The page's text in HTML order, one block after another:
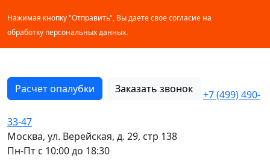
Нажимая кнопку "Отправить", Вы даете свое согласие на
обработку персональных данных.
Расчет опалубки Заказать звонок +7 (499) 490-
33-47
Москва, ул. Верейская, д. 29, стр 138
Пн-Пт с 10:00 до 18:30